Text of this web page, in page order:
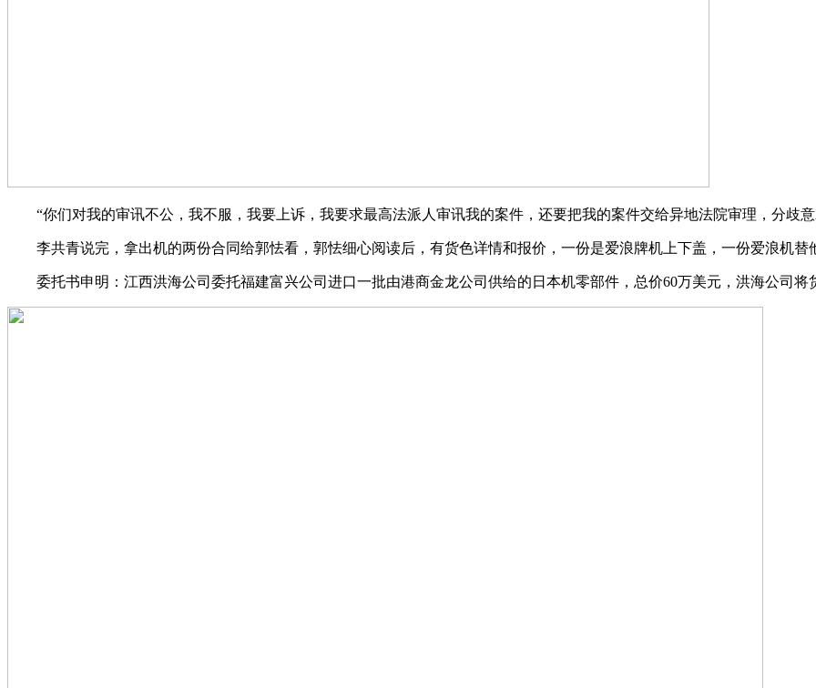
“你们对我的审讯不公，我不服，我要上诉，我要求最高法派人审讯我的案件，还要把我的案件交给异地法院审理，分歧意
李共青说完，拿出机的两份合同给郭怯看，郭怯细心阅读后，有货色详情和报价，一份是爱浪牌机上下盖，一份爱浪机替
委托书申明：江西洪海公司委托福建富兴公司进口一批由港商金龙公司供给的日本机零部件，总价60万美元，洪海公司将